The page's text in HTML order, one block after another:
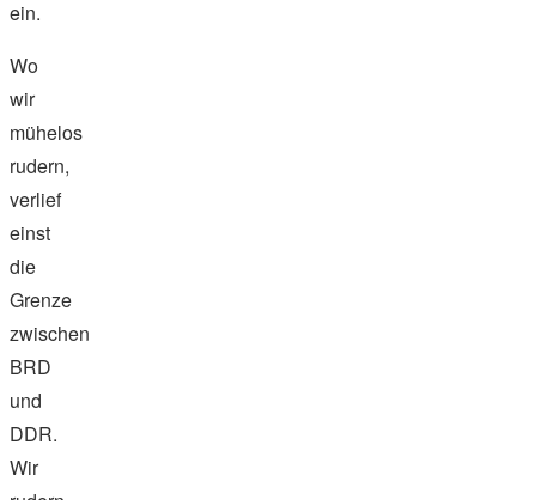
ein.
Wo
wir
mühelos
rudern,
verlief
einst
die
Grenze
zwischen
BRD
und
DDR.
Wir